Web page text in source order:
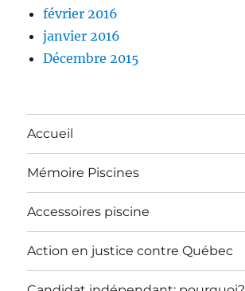
février 2016
janvier 2016
Décembre 2015
Accueil
Mémoire Piscines
Accessoires piscine
Action en justice contre Québec